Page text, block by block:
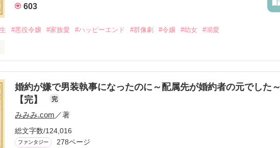
603
#悪役令嬢 #家族愛 #ハッピーエンド #群像劇 #令嬢 #幼女 #溺愛
含みます。
愛と呼ぶもの』を
婚約が嫌で男装執事になったのに～配属先が婚約者の元でした～
【完】
完
みみみ.com／著
総文字数/124,016
ファンタジー 278ページ